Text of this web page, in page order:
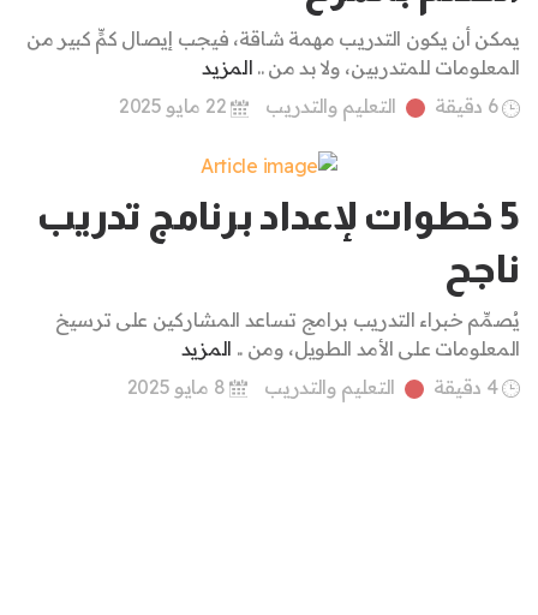
يمكن أن يكون التدريب مهمة شاقة، فيجب إيصال كمٍّ كبير من
المعلومات للمتدربين، ولا بد من .. المزيد
6 دقيقة
التعليم والتدريب
5 خطوات لإعداد برنامج تدريب
ناجح
يُصمِّم خبراء التدريب برامج تساعد المشاركين على ترسيخ
المعلومات على الأمد الطويل، ومن .. المزيد
4 دقيقة
التعليم والتدريب